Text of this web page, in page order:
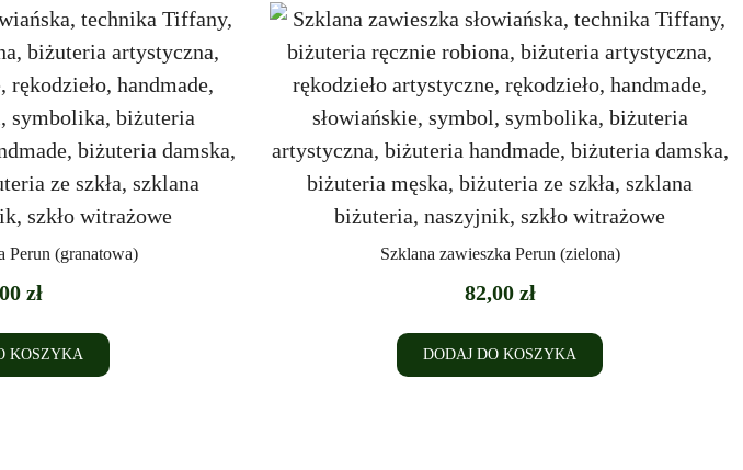
Perun (granatowa)
zł
KOSZYKA
Szklana zawieszka Perun (zielona)
82,00 zł
DODAJ DO KOSZYKA